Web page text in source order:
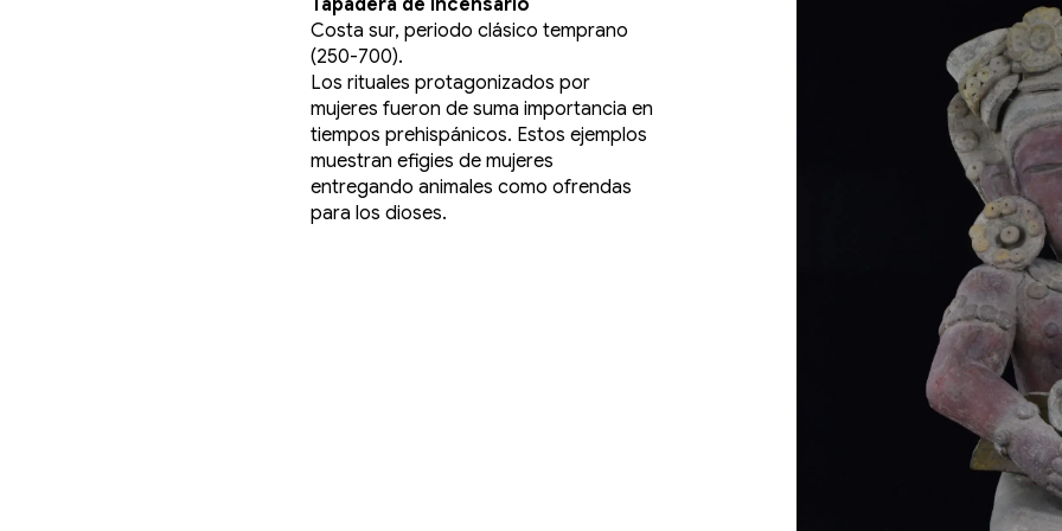
Tapadera de incensario
Costa sur, periodo clásico temprano
(250-700).
Los rituales protagonizados por
mujeres fueron de suma importancia en
tiempos prehispánicos. Estos ejemplos
muestran efigies de mujeres
entregando animales como ofrendas
para los dioses.